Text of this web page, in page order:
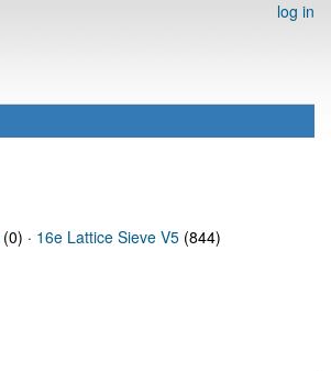
log in
(0) · 16e Lattice Sieve V5 (844)